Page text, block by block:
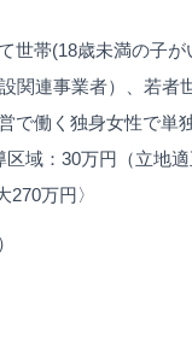
世帯(18歳未満の子
関連事業者）、若者
で働く独身女性で単
域：30万円（立地
万円〉